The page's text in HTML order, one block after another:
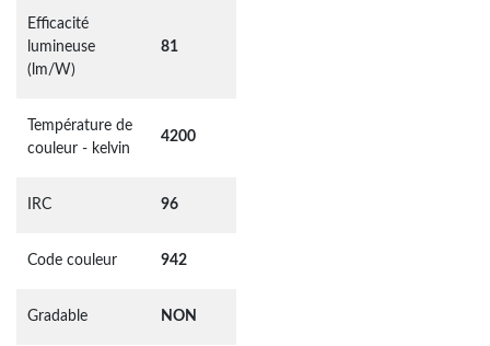
Efficacité
lumineuse
(lm/W)
81
Température de
couleur - kelvin
4200
IRC 96
Code couleur 942
Gradable NON